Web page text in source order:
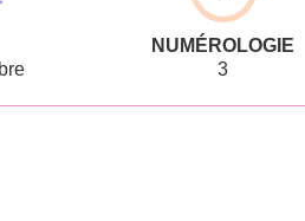
NUMÉROLOGIE
3